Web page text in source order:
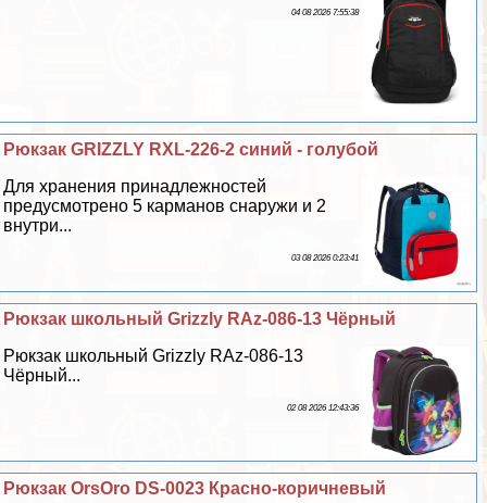
04 08 2026 7:55:38
Рюкзак GRIZZLY RXL-226-2 синий - гoлyбой
Для хранения принадлежностей
предусмотрено 5 карманов снаружи и 2
внутри...
03 08 2026 0:23:41
Рюкзак школьный Grizzly RAz-086-13 Чёрный
Рюкзак школьный Grizzly RAz-086-13
Чёрный...
02 08 2026 12:43:36
Рюкзак OrsOro DS-0023 Красно-коричневый